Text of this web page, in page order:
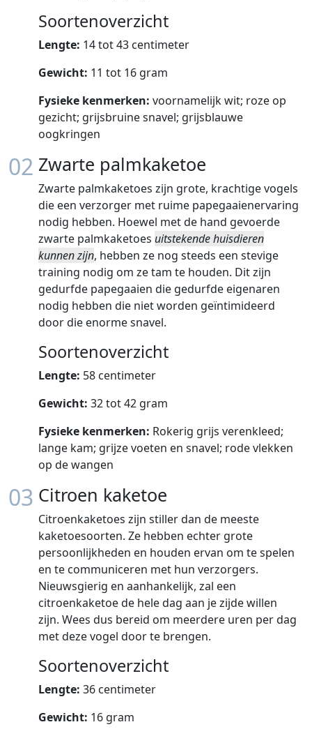
Soortenoverzicht
Lengte: 14 tot 43 centimeter
Gewicht: 11 tot 16 gram
Fysieke kenmerken: voornamelijk wit; roze op
gezicht; grijsbruine snavel; grijsblauwe
oogkringen
02 Zwarte palmkaketoe
Zwarte palmkaketoes zijn grote, krachtige vogels
die een verzorger met ruime papegaaienervaring
nodig hebben. Hoewel met de hand gevoerde
zwarte palmkaketoes uitstekende huisdieren
kunnen zijn, hebben ze nog steeds een stevige
training nodig om ze tam te houden. Dit zijn
gedurfde papegaaien die gedurfde eigenaren
nodig hebben die niet worden geïntimideerd
door die enorme snavel.
Soortenoverzicht
Lengte: 58 centimeter
Gewicht: 32 tot 42 gram
Fysieke kenmerken: Rokerig grijs verenkleed;
lange kam; grijze voeten en snavel; rode vlekken
op de wangen
03 Citroen kaketoe
Citroenkaketoes zijn stiller dan de meeste
kaketoesoorten. Ze hebben echter grote
persoonlijkheden en houden ervan om te spelen
en te communiceren met hun verzorgers.
Nieuwsgierig en aanhankelijk, zal een
citroenkaketoe de hele dag aan je zijde willen
zijn. Wees dus bereid om meerdere uren per dag
met deze vogel door te brengen.
Soortenoverzicht
Lengte: 36 centimeter
Gewicht: 16 gram